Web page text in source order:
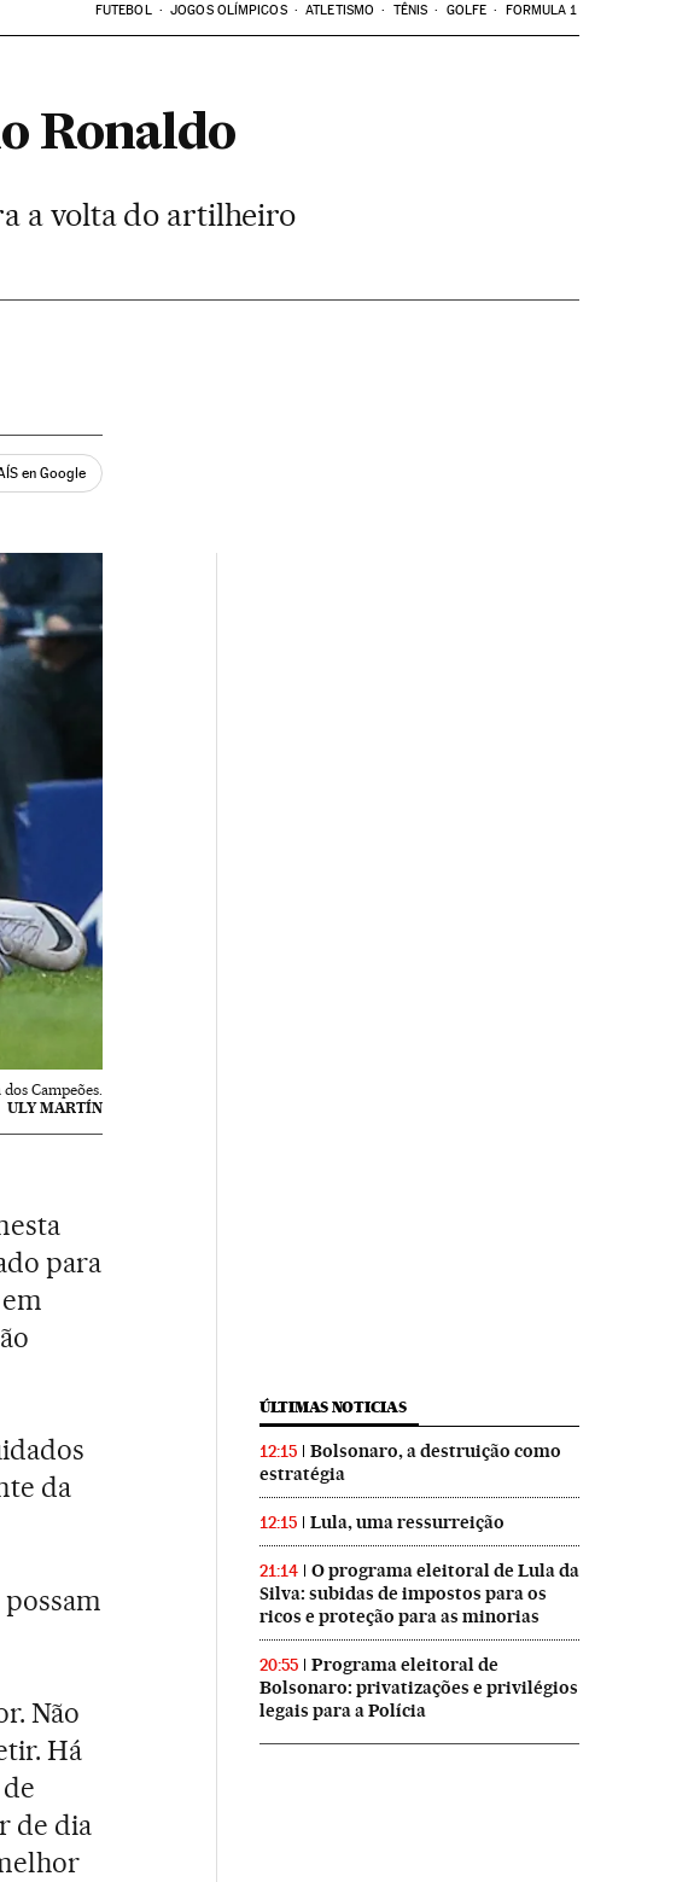
FUTEBOL JOGOS OLÍMPICOS ATLETISMO TÊNIS GOLFE FORMULA 1
Ronaldo
a volta do artilheiro
en Google
Campeões.
ULY MARTÍN
para
da
Não
Há
de dia
ÚLTIMAS NOTICIAS
12:15
Bolsonaro, a destruição como
estratégia
12:15 Lula, uma ressurreição
21:14
O programa eleitoral de Lula da
Silva: subidas de impostos para os
ricos e proteção para as minorias
20:55
Programa eleitoral de
Bolsonaro: privatizações e privilégios
legais para a Polícia